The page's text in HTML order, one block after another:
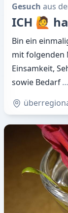
Gesuch aus
ICH 🙋
Bin ein
mit folgenden
Einsamkeit,
sowie Bedarf